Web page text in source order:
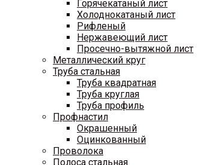
Горячекатаный лист
Холоднокатаный лист
Рифленый
Нержавеющий лист
Просечно-вытяжной лист
Металлический круг
Труба стальная
Труба квадратная
Труба круглая
Труба профиль
Профнастил
Окрашенный
Оцинкованный
Проволока
Полоса стальная